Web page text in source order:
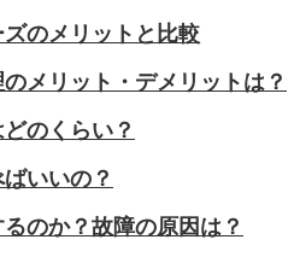
のメリットと比較
メリット・デメリットは？
のくらい？
いいの？
のか？故障の原因は？